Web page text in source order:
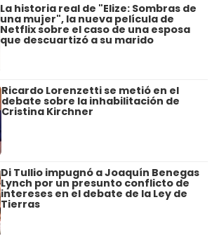
La historia real de "Elize: Sombras de
una mujer", la nueva película de
Netflix sobre el caso de una esposa
que descuartizó a su marido
Ricardo Lorenzetti se metió en el
debate sobre la inhabilitación de
Cristina Kirchner
Di Tullio impugnó a Joaquín Benegas
Lynch por un presunto conflicto de
intereses en el debate de la Ley de
Tierras